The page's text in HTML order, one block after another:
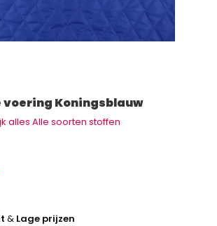
Koningsblauw
alles Alle soorten stoffen
& Lage prijzen